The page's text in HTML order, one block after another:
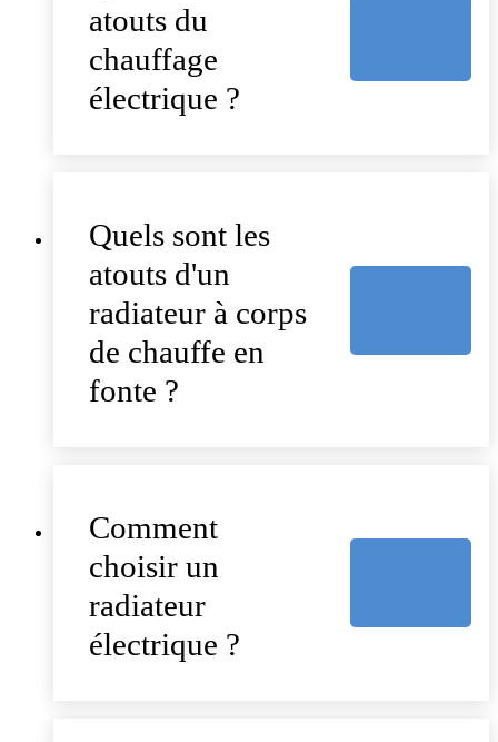
atouts du
chauffage
électrique ?
Quels sont les
atouts d'un
radiateur à corps
de chauffe en
fonte ?
Comment
choisir un
radiateur
électrique ?